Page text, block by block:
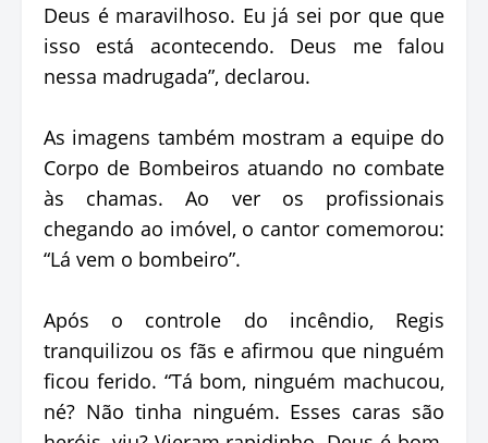
Deus é maravilhoso. Eu já sei por que que
isso está acontecendo. Deus me falou
nessa madrugada”, declarou.
As imagens também mostram a equipe do
Corpo de Bombeiros atuando no combate
às chamas. Ao ver os profissionais
chegando ao imóvel, o cantor comemorou:
“Lá vem o bombeiro”.
Após o controle do incêndio, Regis
tranquilizou os fãs e afirmou que ninguém
ficou ferido. “Tá bom, ninguém machucou,
né? Não tinha ninguém. Esses caras são